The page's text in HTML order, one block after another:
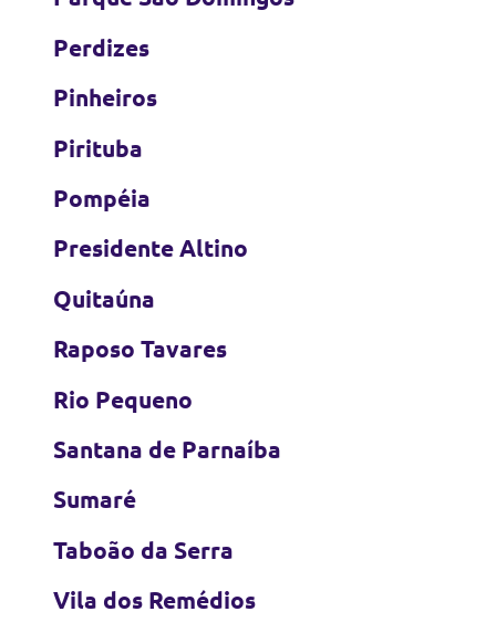
Perdizes
Pinheiros
Pirituba
Pompéia
Presidente Altino
Quitaúna
Raposo Tavares
Rio Pequeno
Santana de Parnaíba
Sumaré
Taboão da Serra
Vila dos Remédios